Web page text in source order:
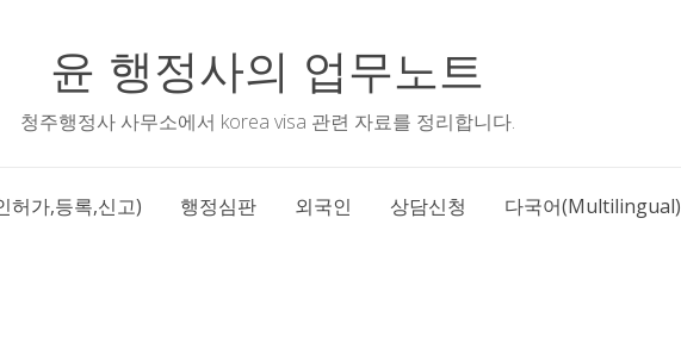
윤 행정사의 업무노트
청주행정사 사무소에서 korea visa 관련 자료를 정리합니다.
허가,등록,신고) 행정심판 외국인 상담신청 다국어(Multilingual)